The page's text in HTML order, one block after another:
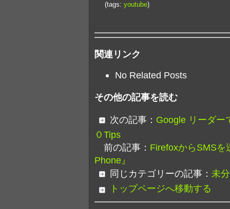
(tags: youtube)
関連リンク
No Related Posts
その他の記事を読む
次の記事： Google リーダー
０Tips
前の記事： FirefoxからSMSを
Phone』
同じカテゴリーの記事： 未
トップページへ移動する